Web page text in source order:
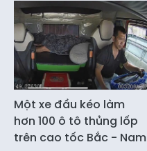
Một xe đầu kéo làm
hơn 100 ô tô thủng lốp
trên cao tốc Bắc - Nam